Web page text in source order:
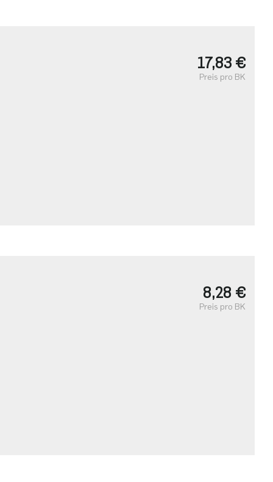
17,83 €
Preis pro BK
8,28 €
Preis pro BK